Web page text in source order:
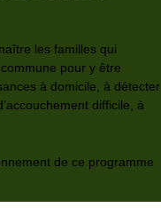
les familles qui
pour y être
à domicile, à détecter
difficile, à
de ce programme